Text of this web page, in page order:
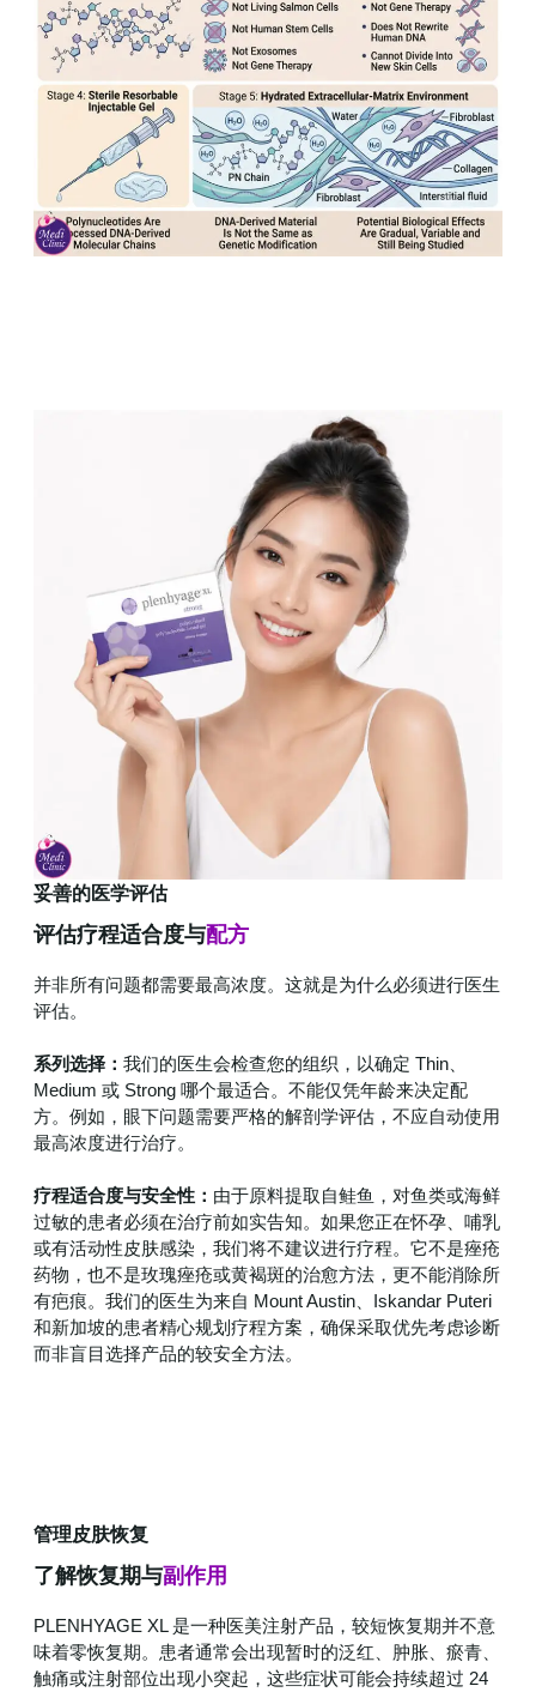
妥善的医学评估
评估疗程适合度与配方
并非所有问题都需要最高浓度。这就是为什么必须进行医生
评估。
系列选择： 我们的医生会检查您的组织，以确定 Thin、
Medium 或 Strong 哪个最适合。不能仅凭年龄来决定配
方。例如，眼下问题需要严格的解剖学评估，不应自动使用
最高浓度进行治疗。
疗程适合度与安全性： 由于原料提取自鲑鱼，对鱼类或海鲜
过敏的患者必须在治疗前如实告知。如果您正在怀孕、哺乳
或有活动性皮肤感染，我们将不建议进行疗程。它不是痤疮
药物，也不是玫瑰痤疮或黄褐斑的治愈方法，更不能消除所
有疤痕。我们的医生为来自 Mount Austin、Iskandar Puteri
和新加坡的患者精心规划疗程方案，确保采取优先考虑诊断
而非盲目选择产品的较安全方法。
管理皮肤恢复
了解恢复期与副作用
PLENHYAGE XL 是一种医美注射产品，较短恢复期并不意
味着零恢复期。患者通常会出现暂时的泛红、肿胀、瘀青、
触痛或注射部位出现小突起，这些症状可能会持续超过 24